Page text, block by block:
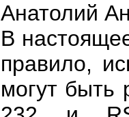
Анатолий
В
правило,
могут быть